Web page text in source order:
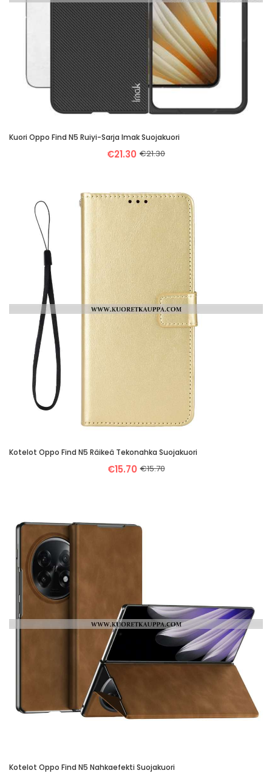
Kuori Oppo Find N5 Ruiyi-Sarja Imak Suojakuori
€21.30 €21.30
Kotelot Oppo Find N5 Räikeä Tekonahka Suojakuori
€15.70 €15.70
Kotelot Oppo Find N5 Nahkaefekti Suojakuori